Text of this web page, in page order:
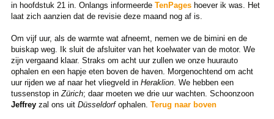
in hoofdstuk 21 in. Onlangs informeerde TenPageshoever ik was. Het
laat zich aanzien dat de revisie deze maand nog af is.
Om vijf uur, als de warmte wat afneemt, nemen we de bimini en de
buiskap weg. Ik sluit de afsluiter van het koelwater van de motor. We
zijn vergaand klaar. Straks om acht uur zullen we onze huurauto
ophalen en een hapje eten boven de haven. Morgenochtend om acht
uur rijden we af naar het vliegveld in Heraklion. We hebben een
tussenstop inZürich; daar moeten we drie uur wachten. Schoonzoon
Jeffreyzal ons uit Düsseldorfophalen. Terug naar boven